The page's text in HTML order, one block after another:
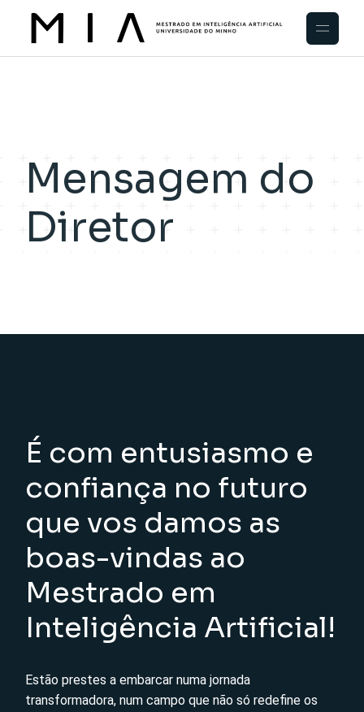
Mensagem do
Diretor
É com entusiasmo e
confiança no futuro
que vos damos as
boas-vindas ao
Mestrado em
Inteligência Artificial!
Estão prestes a embarcar numa jornada
transformadora, num campo que não só redefine os